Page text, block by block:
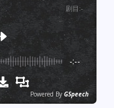
剧目 :-
-:--
Powered By GSpeech